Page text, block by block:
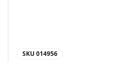
SKU 014956